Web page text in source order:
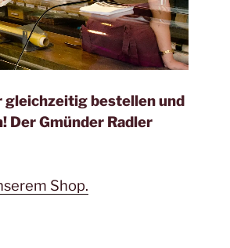
gleichzeitig bestellen und
Der Gmünder Radler
Shop.